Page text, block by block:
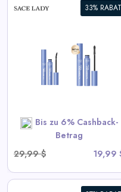
33%
Bis zu 6% Cashback-
Betrag
29,99 $
19,99
Cremige Foundation
View All Sace Lady Deals
SHOP NOW